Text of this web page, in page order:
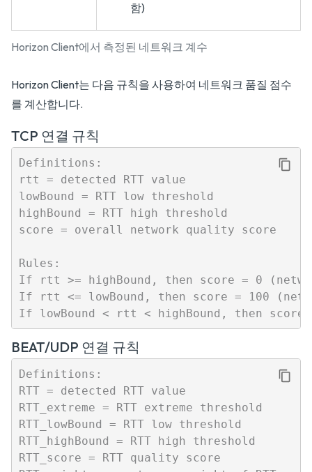
Horizon Client에서 측정된 네트워크 계수
함)
Horizon Client는 다음 규칙을 사용하여 네트워크 품질 점수
를 계산합니다.
TCP 연결 규칙
Definitions:
rtt = detected RTT value
lowBound = RTT low threshold
highBound = RTT high threshold
score = overall network quality score
Rules:
If rtt >= highBound, then score = 0
If rtt <= lowBound, then score = 100
BEAT/UDP 연결 규칙
Definitions:
RTT = detected RTT value
RTT_extreme = RTT extreme threshold
RTT_lowBound = RTT low threshold
RTT_highBound = RTT high threshold
RTT_score = RTT quality score